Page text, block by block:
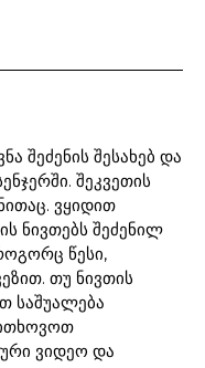
შეძენის შესახებ და
შეკვეთის
ვყიდით
ნივთებს შეძენილ
წესი,
თუ ნივთის
საშუალება
ვიდეო და